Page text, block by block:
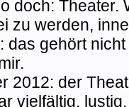
doch: Theater.
zu werden,
das gehört
2012: der
vielfältig,